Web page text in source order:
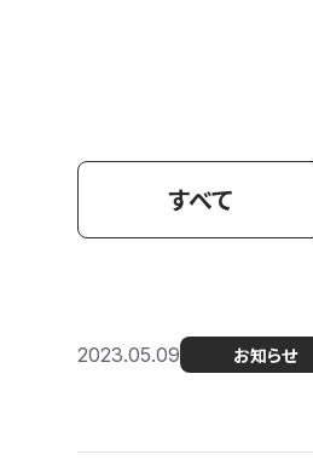
すべて
2023.05.09 お知らせ